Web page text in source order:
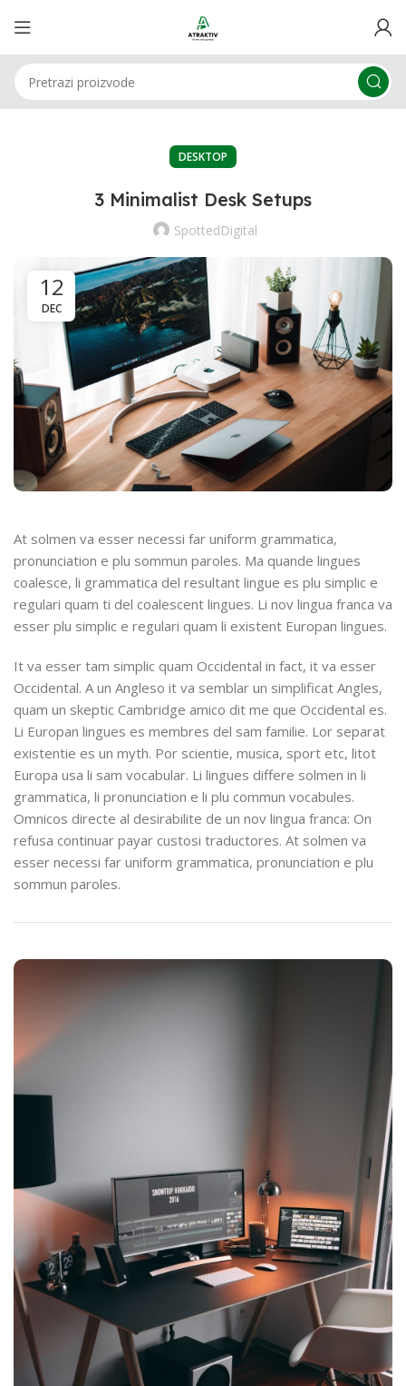
DESKTOP
3 Minimalist Desk Setups
SpottedDigital
12
DEC
At solmen va esser necessi far uniform grammatica,
pronunciation e plu sommun paroles. Ma quande lingues
coalesce, li grammatica del resultant lingue es plu simplic e
regulari quam ti del coalescent lingues. Li nov lingua franca va
esser plu simplic e regulari quam li existent Europan lingues.
It va esser tam simplic quam Occidental in fact, it va esser
Occidental. A un Angleso it va semblar un simplificat Angles,
quam un skeptic Cambridge amico dit me que Occidental es.
Li Europan lingues es membres del sam familie. Lor separat
existentie es un myth. Por scientie, musica, sport etc, litot
Europa usa li sam vocabular. Li lingues differe solmen in li
grammatica, li pronunciation e li plu commun vocabules.
Omnicos directe al desirabilite de un nov lingua franca: On
refusa continuar payar custosi traductores. At solmen va
esser necessi far uniform grammatica, pronunciation e plu
sommun paroles.